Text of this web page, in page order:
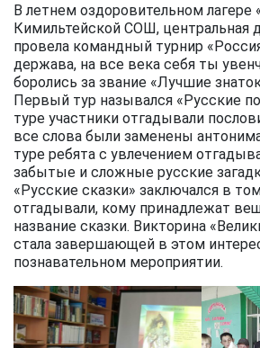
В летнем оздоровительном лагере
Кимильтейской СОШ, центральная
провела командный турнир
держава, на все века себя ты
боролись за звание «Лучшие
Первый тур назывался «Русские
туре участники отгадывали
все слова были заменены
туре ребята с увлечением
забытые и сложные русские
«Русские сказки» заключался в
отгадывали, кому принадлежат
название сказки. Викторина
стала завершающей в этом
познавательном мероприятии.